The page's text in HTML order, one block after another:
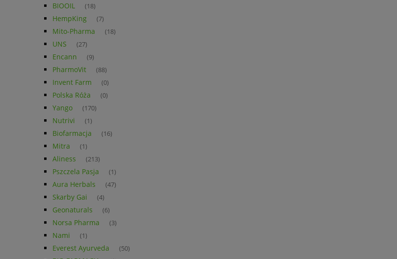
BIOOIL (18)
HempKing (7)
Mito-Pharma (18)
UNS (27)
Encann (9)
PharmoVit (88)
Invent Farm (0)
Polska Róża (0)
Yango (170)
Nutrivi (1)
Biofarmacja (16)
Mitra (1)
Aliness (213)
Pszczela Pasja (1)
Aura Herbals (47)
Skarby Gai (4)
Geonaturals (6)
Norsa Pharma (3)
Nami (1)
Everest Ayurveda (50)